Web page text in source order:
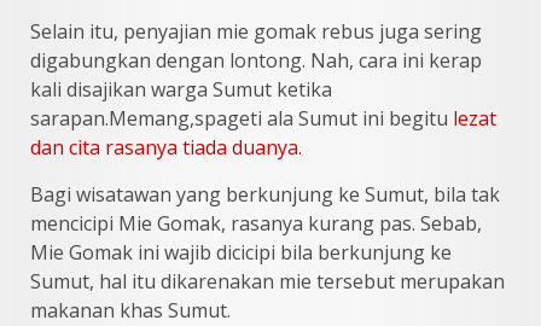
Selain itu, penyajian mie gomak rebus juga sering
digabungkan dengan lontong. Nah, cara ini kerap
kali disajikan warga Sumut ketika
sarapan.Memang,spageti ala Sumut ini begitu lezat
dan cita rasanya tiada duanya.
Bagi wisatawan yang berkunjung ke Sumut, bila tak
mencicipi Mie Gomak, rasanya kurang pas. Sebab,
Mie Gomak ini wajib dicicipi bila berkunjung ke
Sumut, hal itu dikarenakan mie tersebut merupakan
makanan khas Sumut.